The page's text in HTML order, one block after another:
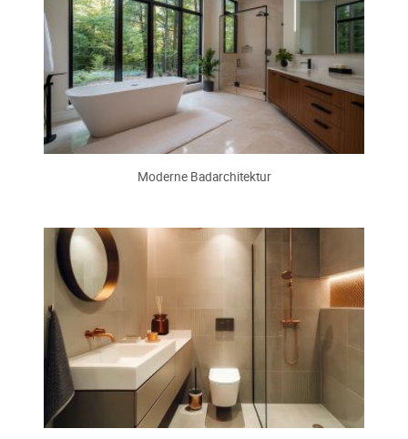
Moderne Badarchitektur